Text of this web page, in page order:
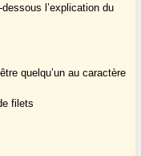
l’explication du
être quelqu’un au caractère
filets